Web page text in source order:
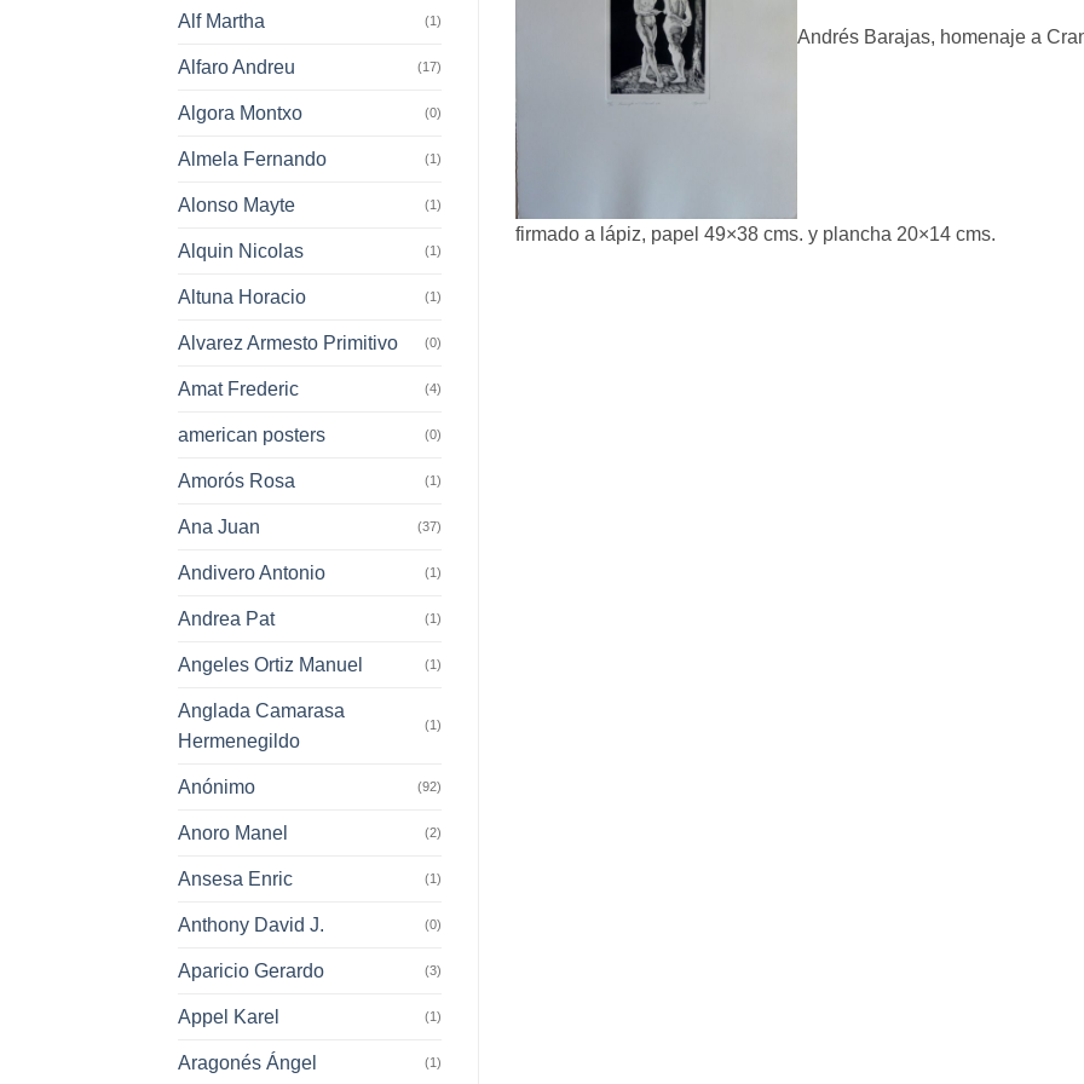
Alf Martha (1)
Alfaro Andreu (17)
Algora Montxo (0)
Almela Fernando (1)
Alonso Mayte (1)
Alquin Nicolas (1)
Altuna Horacio (1)
Alvarez Armesto Primitivo (0)
Amat Frederic (4)
american posters (0)
Amorós Rosa (1)
Ana Juan (37)
Andivero Antonio (1)
Andrea Pat (1)
Angeles Ortiz Manuel (1)
Anglada Camarasa
Hermenegildo
(1)
Anónimo (92)
Anoro Manel (2)
Ansesa Enric (1)
Anthony David J. (0)
Aparicio Gerardo (3)
Appel Karel (1)
Aragonés Ángel (1)
Andrés Barajas, homenaje a
firmado a lápiz, papel 49×38 cms. y plancha 20×14 cms.